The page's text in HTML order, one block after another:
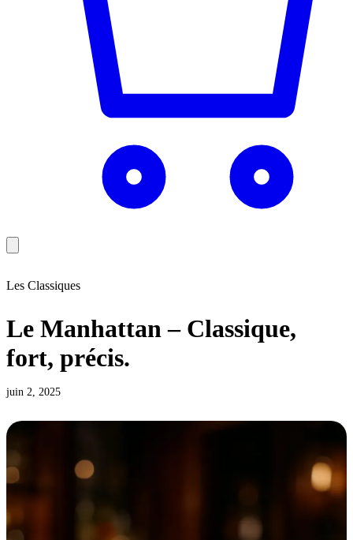
Les Classiques
Le Manhattan – Classique,
fort, précis.
juin 2, 2025